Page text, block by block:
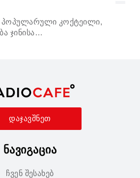
პოპულარული კოქტეილი,
ჯინისა…
დაჯავშნეთ
ნავიგაცია
ჩვენ შესახებ